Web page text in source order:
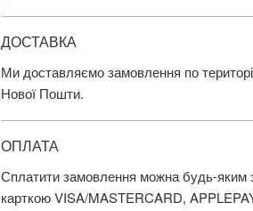
ДОСТАВКА
Ми доставляємо замовлення по
Нової Пошти.
ОПЛАТА
Сплатити замовлення можна будь-яким
карткою VISA/MASTERCARD,